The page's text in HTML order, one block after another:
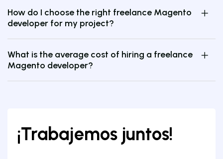
How do I choose the right freelance Magento
developer for my project?
What is the average cost of hiring a freelance
Magento developer?
¡Trabajemos juntos!